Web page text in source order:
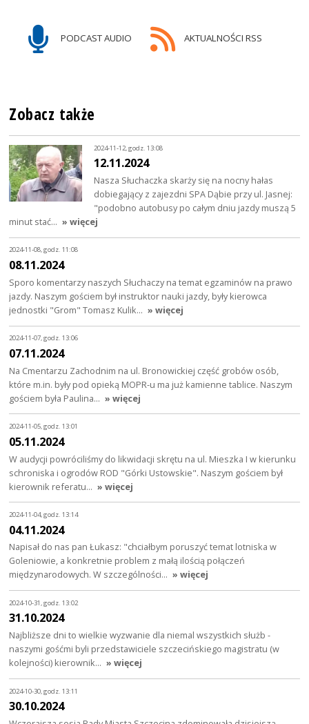
PODCAST AUDIO AKTUALNOŚCI RSS
Zobacz także
2024-11-12, godz. 13:08
12.11.2024
Nasza Słuchaczka skarży się na nocny hałas
dobiegający z zajezdni SPA Dąbie przy ul. Jasnej:
"podobno autobusy po całym dniu jazdy muszą 5
minut stać… » więcej
2024-11-08, godz. 11:08
08.11.2024
Sporo komentarzy naszych Słuchaczy na temat egzaminów na prawo
jazdy. Naszym gościem był instruktor nauki jazdy, były kierowca
jednostki "Grom" Tomasz Kulik… » więcej
2024-11-07, godz. 13:06
07.11.2024
Na Cmentarzu Zachodnim na ul. Bronowickiej część grobów osób,
które m.in. były pod opieką MOPR-u ma już kamienne tablice. Naszym
gościem była Paulina… » więcej
2024-11-05, godz. 13:01
05.11.2024
W audycji powróciliśmy do likwidacji skrętu na ul. Mieszka I w kierunku
schroniska i ogrodów ROD "Górki Ustowskie". Naszym gościem był
kierownik referatu… » więcej
2024-11-04, godz. 13:14
04.11.2024
Napisał do nas pan Łukasz: "chciałbym poruszyć temat lotniska w
Goleniowie, a konkretnie problem z małą ilością połączeń
międzynarodowych. W szczególności… » więcej
2024-10-31, godz. 13:02
31.10.2024
Najbliższe dni to wielkie wyzwanie dla niemal wszystkich służb -
naszymi gośćmi byli przedstawiciele szczecińskiego magistratu (w
kolejności) kierownik… » więcej
2024-10-30, godz. 13:11
30.10.2024